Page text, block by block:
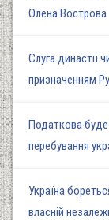
Олена Вострова
Слуга династії
призначенням
Податкова
перебування
Україна
власній